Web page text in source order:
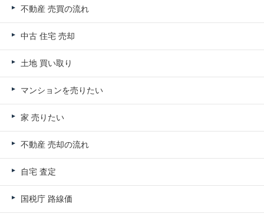
不動産 売買の流れ
中古 住宅 売却
土地 買い取り
マンションを売りたい
家 売りたい
不動産 売却の流れ
自宅 査定
国税庁 路線価